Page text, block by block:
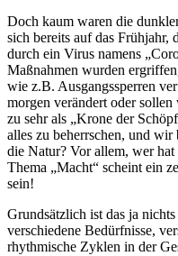
Doch kaum waren die
sich bereits auf das
durch ein Virus namens
Maßnahmen wurden
wie z.B. Ausgangssperren
morgen verändert oder
zu sehr als „Krone der
alles zu beherrschen, und
die Natur? Vor allem, wer
Thema „Macht“ scheint ein
sein!
Grundsätzlich ist das ja
verschiedene Bedürfnisse,
rhythmische Zyklen in der